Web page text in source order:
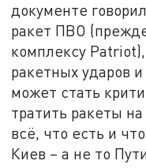
документе
ракет ПВО
комплексу
ракетных ударов
может стать
тратить ракеты
всё, что есть и
Киев – а не то